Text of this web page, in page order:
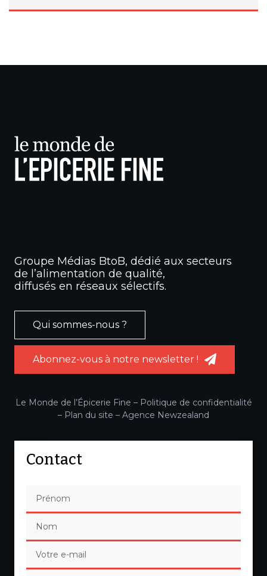
Groupe Médias BtoB, dédié aux secteurs
de l’alimentation de qualité,
diffusés en réseaux sélectifs.
Qui sommes-nous ?
Abonnez-vous à notre newsletter !
Le Monde de l’Épicerie Fine – Politique de confidentialité
– Plan du site – Agence Newzealand
Contact